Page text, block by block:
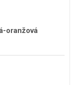
oranžová